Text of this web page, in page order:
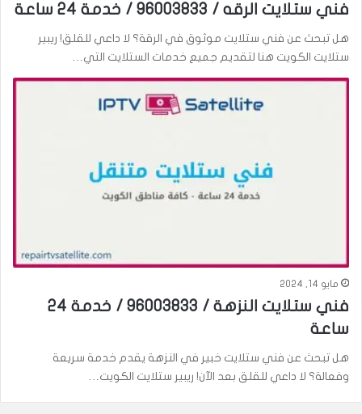
فني ستلايت الرقه / 96003833 / خدمة 24 ساعة
هل تبحث عن فني ستلايت موثوق في الرقة؟ لا داعي للقلق! ريبير
ستلايت الكويت هنا لتقديم جميع خدمات الستلايت التي…
مايو 14, 2024
فني ستلايت النزهة / 96003833 / خدمة 24
ساعة
هل تبحث عن فني ستلايت خبير في النزهة يقدم خدمة سريعة
وفعالة؟ لا داعي للقلق بعد الآن! ريبير ستلايت الكويت…